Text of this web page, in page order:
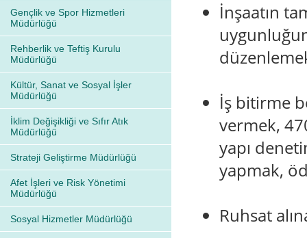
Gençlik ve Spor Hizmetleri
Müdürlüğü
Rehberlik ve Teftiş Kurulu
Müdürlüğü
Kültür, Sanat ve Sosyal İşler
Müdürlüğü
İklim Değişikliği ve Sıfır Atık
Müdürlüğü
Strateji Geliştirme Müdürlüğü
Afet İşleri ve Risk Yönetimi
Müdürlüğü
Sosyal Hizmetler Müdürlüğü
İnşaatın
İş bitirme
vermek,
yapı
yapmak,
Ruhsat